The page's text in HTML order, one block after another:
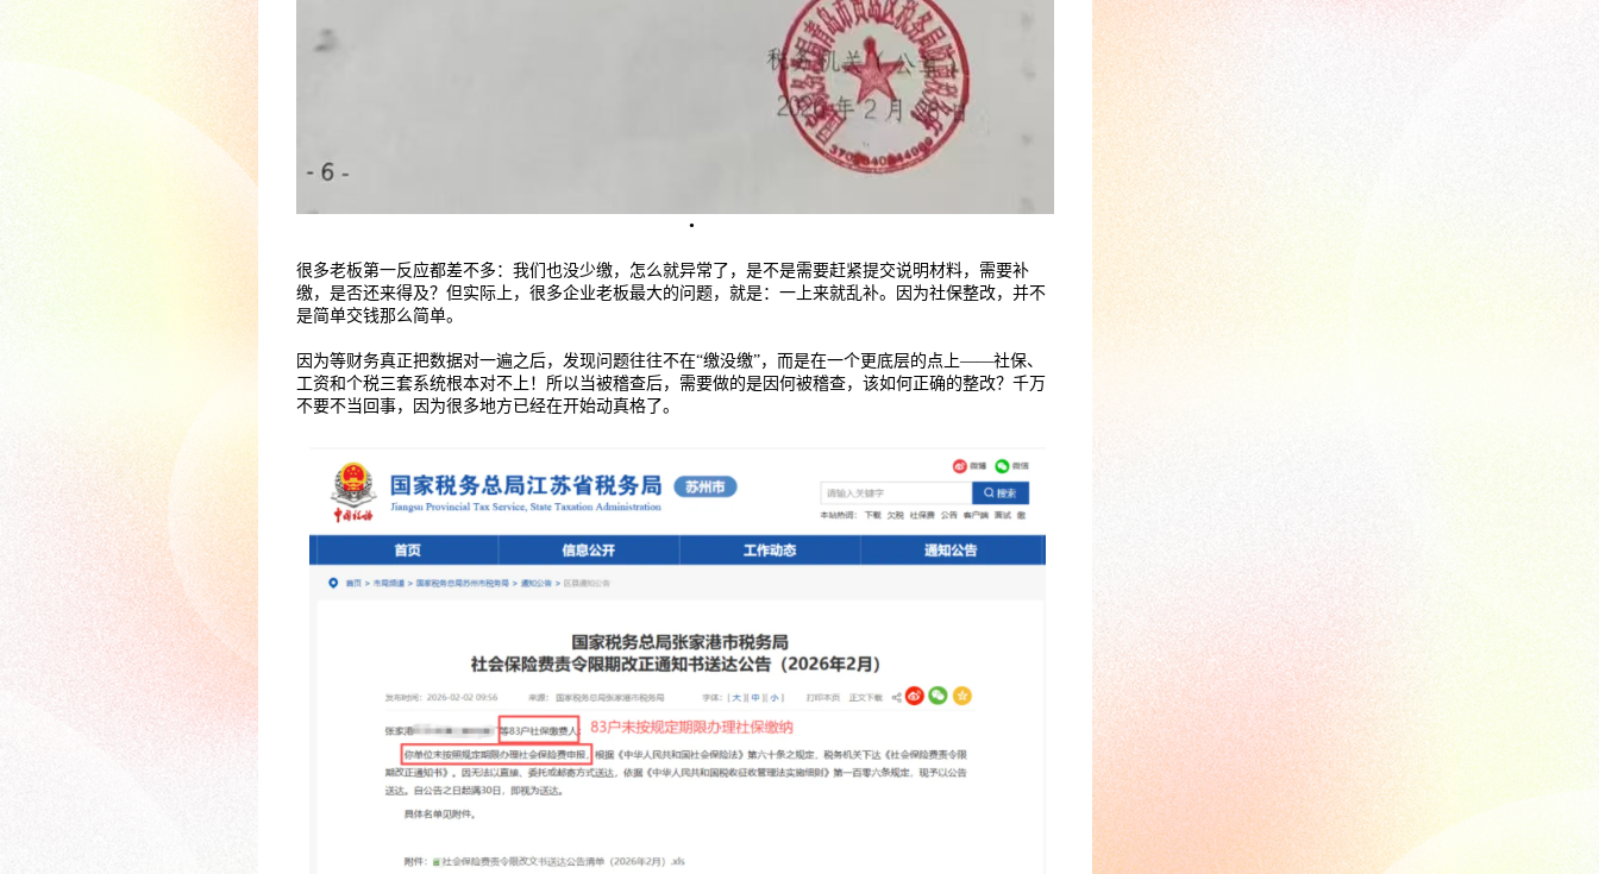
很多老板第一反应都差不多：我们也没少缴，怎么就异常了，是不是需要赶紧提交说明材料，需要补
缴，是否还来得及？但实际上，很多企业老板最大的问题，就是：一上来就乱补。因为社保整改，并不
是简单交钱那么简单。
因为等财务真正把数据对一遍之后，发现问题往往不在“缴没缴”，而是在一个更底层的点上——社保、
工资和个税三套系统根本对不上！所以当被稽查后，需要做的是因何被稽查，该如何正确的整改？千万
不要不当回事，因为很多地方已经在开始动真格了。